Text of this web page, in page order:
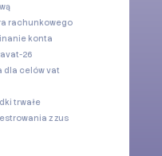
rachunkowego
konta
vat-26
dla celów vat
trwałe
z zus